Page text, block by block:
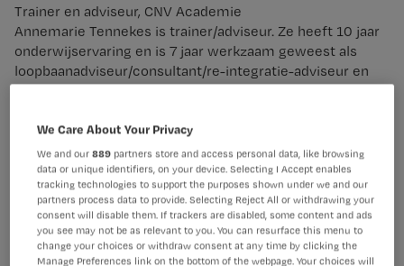
Trainer en adviseur, CNV Academie
Annemarie Tennekes is trainer/adviseur. Ze heeft 10 jaar
onderwijservaring en is 7 jaar werkzaam geweest als
loopbaanadviseur/consultant/re-integratie-adviseur en
projectcoördinator. In die jaren is Annemarie ook
Ze heeft veel kennis van loopbaanprocessen, menstypes,
veranderprocessen, managementstijlen,
gesprekstechnieken en effectieve communicatie.
Annemarie is bevlogen, mensgericht, vindingrijk en
doelgericht. Ze wil graag deelnemers sterker in hun
kracht zetten, zodat ze zelfbewuster professioneel
kunnen handelen na de training. Daarnaast is het doel van
We Care About Your Privacy
We and our889 partners store and access personal data, like browsing
data or unique identifiers, on your device. Selecting I Accept enables
tracking technologies to support the purposes shown under we and our
partners process data to provide. Selecting Reject All or withdrawing your
consent will disable them. If trackers are disabled, some content and ads
you see may not be as relevant to you. You can resurface this menu to
change your choices or withdraw consent at any time by clicking the
Manage Preferences link on the bottom of the webpage. Your choices will